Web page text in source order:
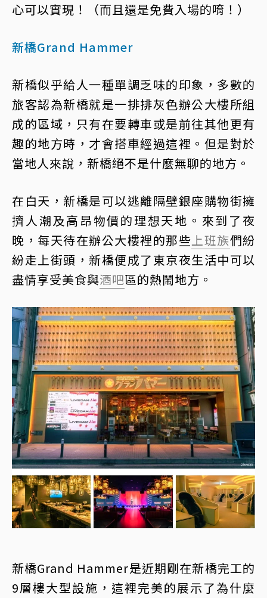
心可以實現！（而且還是免費入場的唷！）
新橋Grand Hammer
新橋似乎給人一種單調乏味的印象，多數的
旅客認為新橋就是一排排灰色辦公大樓所組
成的區域，只有在要轉車或是前往其他更有
趣的地方時，才會搭車經過這裡。但是對於
當地人來說，新橋絕不是什麼無聊的地方。
在白天，新橋是可以逃離隔壁銀座購物街擁
擠人潮及高昂物價的理想天地。來到了夜
晚，每天待在辦公大樓裡的那些上班族們紛
紛走上街頭，新橋便成了東京夜生活中可以
盡情享受美食與酒吧區的熱鬧地方。
新橋Grand Hammer是近期剛在新橋完工的
9層樓大型設施，這裡完美的展示了為什麼